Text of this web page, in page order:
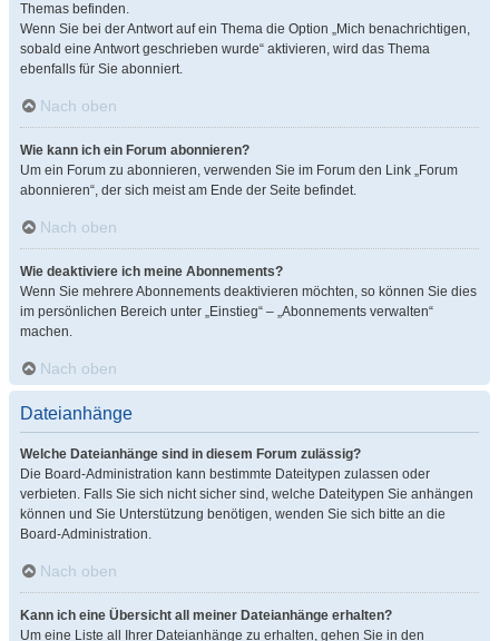
Themas befinden.
Wenn Sie bei der Antwort auf ein Thema die Option „Mich benachrichtigen,
sobald eine Antwort geschrieben wurde“ aktivieren, wird das Thema
ebenfalls für Sie abonniert.
Nach oben
Wie kann ich ein Forum abonnieren?
Um ein Forum zu abonnieren, verwenden Sie im Forum den Link „Forum
abonnieren“, der sich meist am Ende der Seite befindet.
Nach oben
Wie deaktiviere ich meine Abonnements?
Wenn Sie mehrere Abonnements deaktivieren möchten, so können Sie dies
im persönlichen Bereich unter „Einstieg“ – „Abonnements verwalten“
machen.
Nach oben
Dateianhänge
Welche Dateianhänge sind in diesem Forum zulässig?
Die Board-Administration kann bestimmte Dateitypen zulassen oder
verbieten. Falls Sie sich nicht sicher sind, welche Dateitypen Sie anhängen
können und Sie Unterstützung benötigen, wenden Sie sich bitte an die
Board-Administration.
Nach oben
Kann ich eine Übersicht all meiner Dateianhänge erhalten?
Um eine Liste all Ihrer Dateianhänge zu erhalten, gehen Sie in den